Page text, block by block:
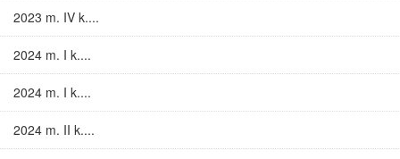
2023 m. IV k....
2024 m. I k....
2024 m. I k....
2024 m. II k....